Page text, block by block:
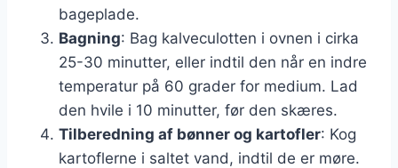
bageplade.
Bagning: Bag kalveculotten i ovnen i cirka
25-30 minutter, eller indtil den når en indre
temperatur på 60 grader for medium. Lad
den hvile i 10 minutter, før den skæres.
Tilberedning af bønner og kartofler: Kog
kartoflerne i saltet vand, indtil de er møre.